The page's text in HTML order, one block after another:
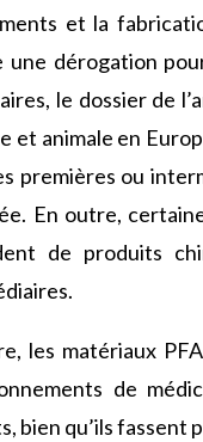
et la
une dérogation
le dossier de
et animale en
premières ou
En outre,
de produits
les matériaux
de
bien qu’ils fassent